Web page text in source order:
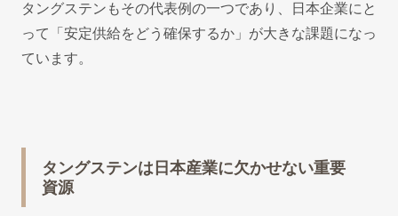
タングステンもその代表例の一つであり、日本企業にと
って「安定供給をどう確保するか」が大きな課題になっ
ています。
タングステンは日本産業に欠かせない重要
資源